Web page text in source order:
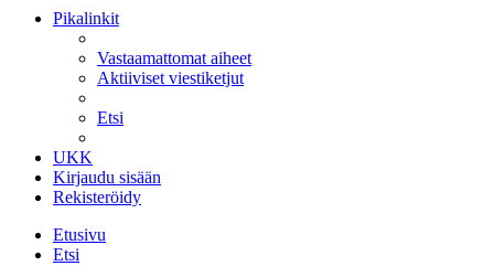
Pikalinkit
Vastaamattomat aiheet
Aktiiviset viestiketjut
Etsi
UKK
Kirjaudu sisään
Rekisteröidy
Etusivu
Etsi